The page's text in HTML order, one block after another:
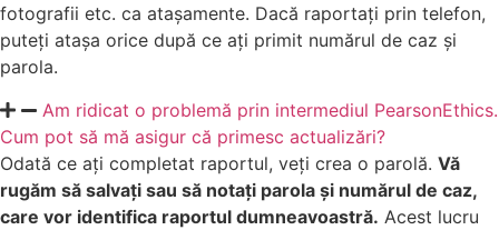
fotografii etc. ca atașamente. Dacă raportați prin telefon,
puteți atașa orice după ce ați primit numărul de caz și
parola.
Am ridicat o problemă prin intermediul PearsonEthics.
Cum pot să mă asigur că primesc actualizări?
Odată ce ați completat raportul, veți crea o parolă. Vă
rugăm să salvați sau să notați parola și numărul de caz,
care vor identifica raportul dumneavoastră. Acest lucru